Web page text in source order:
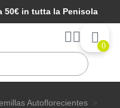
50€ in tutta la Penisola
0
Autoflorecientes